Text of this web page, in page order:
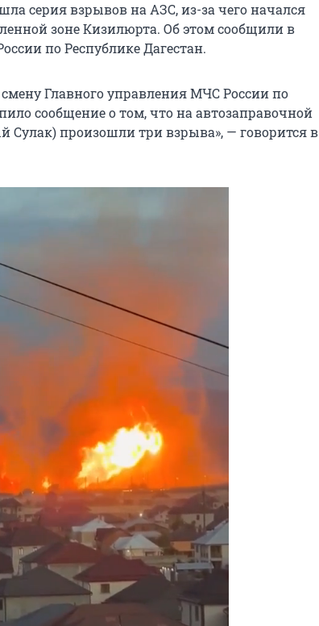
серия взрывов на АЗС, из-за чего начался
зоне Кизилюрта. Об этом сообщили в
по Республике Дагестан.
Главного управления МЧС России по
сообщение о том, что на автозаправочной
Сулак) произошли три взрыва», — говорится в